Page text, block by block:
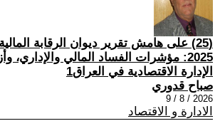
(25) على هامش تقرير ديوان الرقابة
2025: مؤشرات الفساد المالي والإداري،
الإدارة الاقتصادية في العراق1
صباح قدوري
2026 / 8 / 9
الادارة و الاقتصاد